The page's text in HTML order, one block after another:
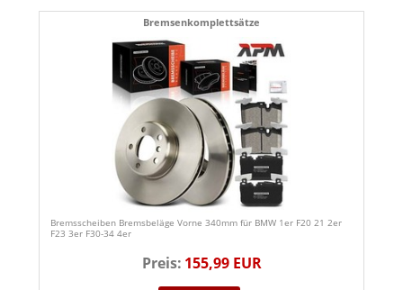
Bremsenkomplettsätze
Bremsscheiben Bremsbeläge Vorne 340mm für BMW 1er F20 21 2er
F23 3er F30-34 4er
Preis: 155,99 EUR